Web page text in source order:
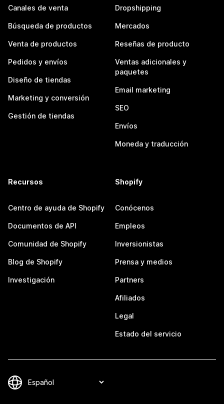
Canales de venta
Búsqueda de productos
Venta de productos
Pedidos y envíos
Diseño de tiendas
Marketing y conversión
Gestión de tiendas
Dropshipping
Mercados
Reseñas de producto
Ventas adicionales y
paquetes
Email marketing
SEO
Envíos
Moneda y traducción
Recursos
Centro de ayuda de Shopify
Documentos de API
Comunidad de Shopify
Blog de Shopify
Investigación
Shopify
Conócenos
Empleos
Inversionistas
Prensa y medios
Partners
Afiliados
Legal
Estado del servicio